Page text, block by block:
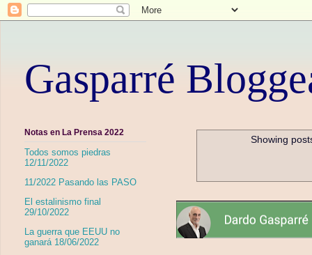
Gasparré
Showing
Notas en La Prensa 2022
Todos somos piedras
12/11/2022
11/2022 Pasando las PASO
El estalinismo final
29/10/2022
La guerra que EEUU no
ganará 18/06/2022